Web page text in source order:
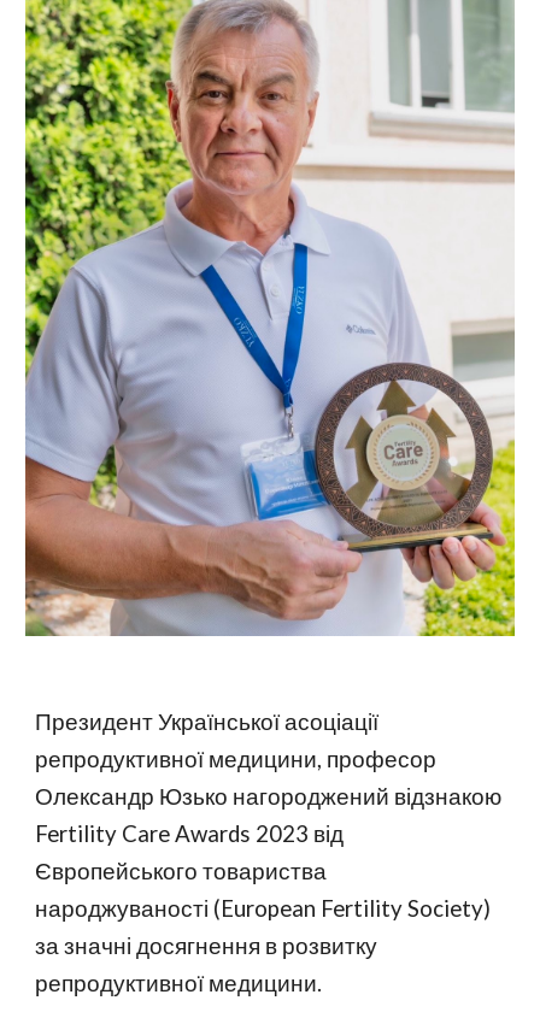
Президент Української асоціації
репродуктивної медицини, професор
Олександр Юзько нагороджений відзнакою
Fertility Care Awards 2023 від
Європейського товариства
народжуваності (European Fertility Society)
за значні досягнення в розвитку
репродуктивної медицини.